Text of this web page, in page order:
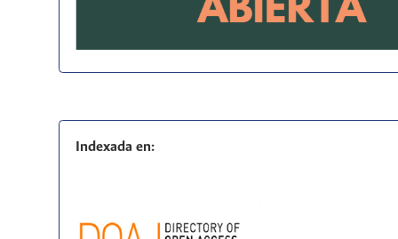
Indexada en: